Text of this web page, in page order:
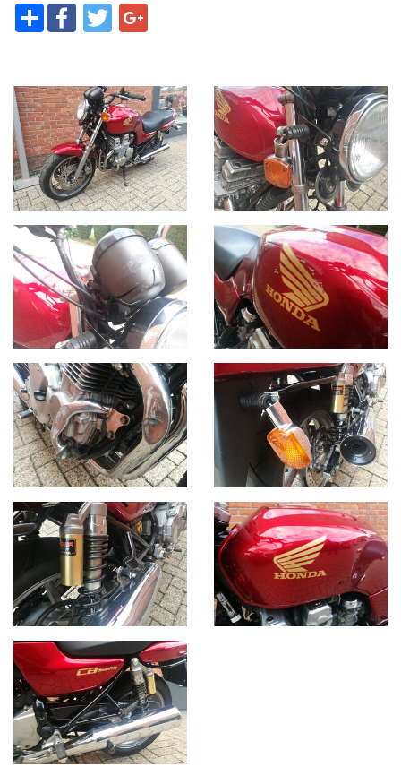
Share FacebookTwitter